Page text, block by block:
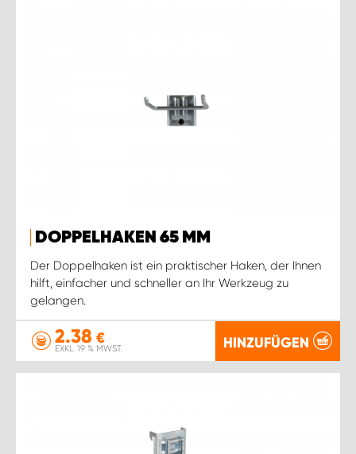
DOPPELHAKEN 65 MM
Der Doppelhaken ist ein praktischer Haken, der Ihnen
hilft, einfacher und schneller an Ihr Werkzeug zu
gelangen.
2.38 €
EXKL. 19 % MWST. HINZUFÜGEN